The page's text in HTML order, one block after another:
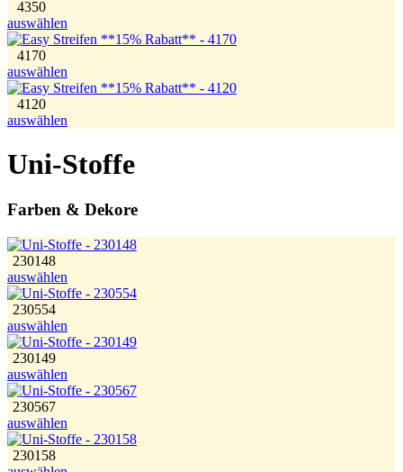
4350
auswählen
4170
auswählen
4120
auswählen
Uni-Stoffe
Farben & Dekore
230148
auswählen
230554
auswählen
230149
auswählen
230567
auswählen
230158